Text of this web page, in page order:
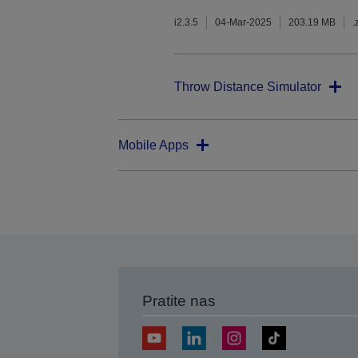
i2.3.5 04-Mar-2025 203.19 MB
Throw Distance Simulator
Mobile Apps
Pratite nas